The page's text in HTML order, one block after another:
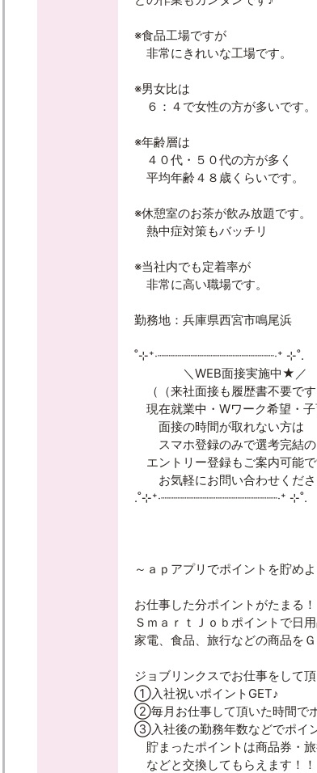
※食品工場ですが
非常にきれいな工場です。
※男女比は
６：４で女性の方が多いです。
※年齢層は
４０代・５０代の方が多く
平均年齢４８歳くらいです。
※休憩室のお茶が飲み放題です。
熱中症対策もバッチリ
※当社内でも定着率が
非常に高い職場です。
勤務地：兵庫県西宮市鳴尾浜
˚⊹⁺‧┈┈┈┈┈┈┈┈┈┈┈┈┈┈┈┈‧⁺ ⊹˚.
＼WEB面接実施中★／
（（来社面接も履歴書不要です
現在就業中・Wワーク希望・
面接の時間が取れない方は
スマホ登録のみで選考完結の
エントリー登録もご案内可能で
お気軽にお問い合わせくださ
.˚⊹⁺‧┈┈┈┈┈┈┈┈┈┈┈┈┈┈┈┈‧⁺ ⊹˚.
～ａｐアプリでポイントを貯め
お仕事した分ポイントがたまる！
ＳｍａｒｔＪｏｂポイントで日用
家電、食品、旅行などの商品をＧ
ジョブリンクスでお仕事をして頂
①入社祝いポイントGET♪
②毎月お仕事して頂いた時間で
③入社後の勤務年数などでポイン
貯まったポイントは商品券・
などと交換してもらえます！！